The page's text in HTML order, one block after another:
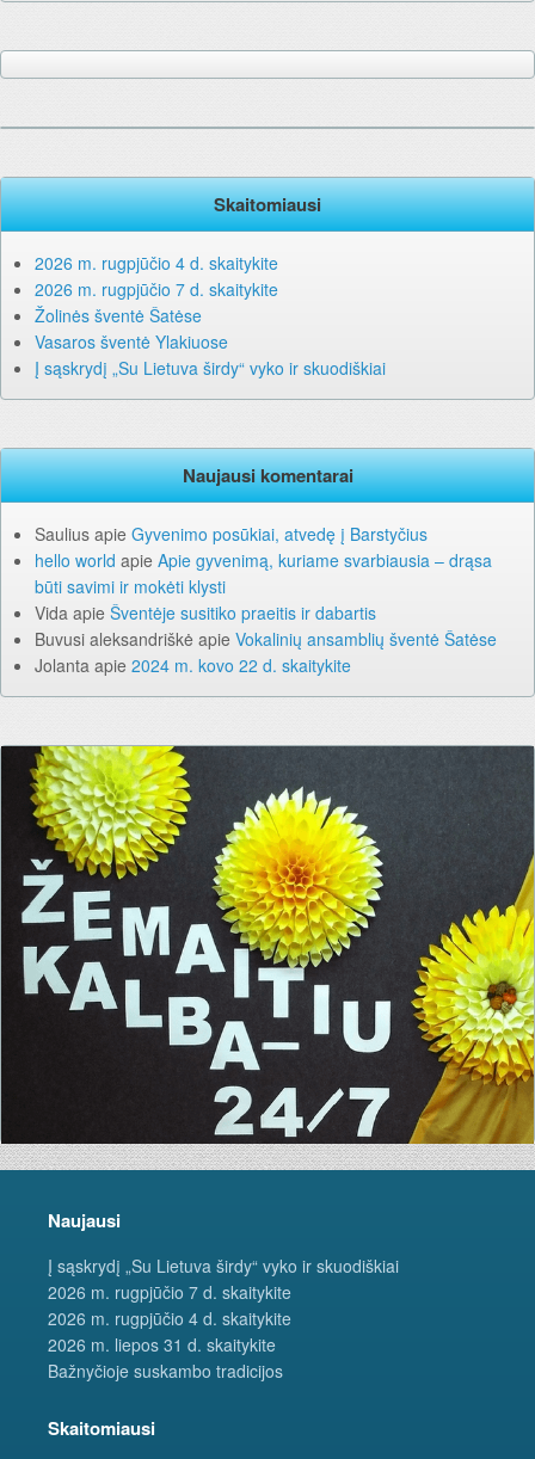
Skaitomiausi
2026 m. rugpjūčio 4 d. skaitykite
2026 m. rugpjūčio 7 d. skaitykite
Žolinės šventė Šatėse
Vasaros šventė Ylakiuose
Į sąskrydį „Su Lietuva širdy“ vyko ir skuodiškiai
Naujausi komentarai
Saulius apie Gyvenimo posūkiai, atvedę į Barstyčius
hello world apie Apie gyvenimą, kuriame svarbiausia – drąsa
būti savimi ir mokėti klysti
Vida apie Šventėje susitiko praeitis ir dabartis
Buvusi aleksandriškė apie Vokalinių ansamblių šventė Šatėse
Jolanta apie 2024 m. kovo 22 d. skaitykite
Naujausi
Į sąskrydį „Su Lietuva širdy“ vyko ir skuodiškiai
2026 m. rugpjūčio 7 d. skaitykite
2026 m. rugpjūčio 4 d. skaitykite
2026 m. liepos 31 d. skaitykite
Bažnyčioje suskambo tradicijos
Skaitomiausi